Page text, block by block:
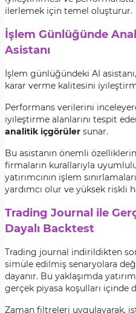
ilerlemek için temel oluşturur.
İşlem Günlüğünde
Asistanı
İşlem günlüğündeki AI
karar verme kalitesini
Performans verilerini
iyileştirme alanlarını tespit
analitik içgörüler sunar.
Bu asistanın önemli
firmaların kurallarıyla
yatırımcının işlem
yardımcı olur ve yüksek riskli
Trading Journal ile
Dayalı Backtest
Trading journal indirildikten
simüle edilmiş senaryolara
dayanır. Bu yaklaşımda
gerçek piyasa koşulları içinde
Zaman filtreleri uygulayarak,